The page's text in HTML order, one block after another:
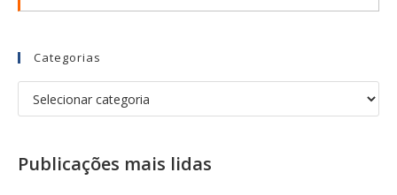
Categorias
Publicações mais lidas